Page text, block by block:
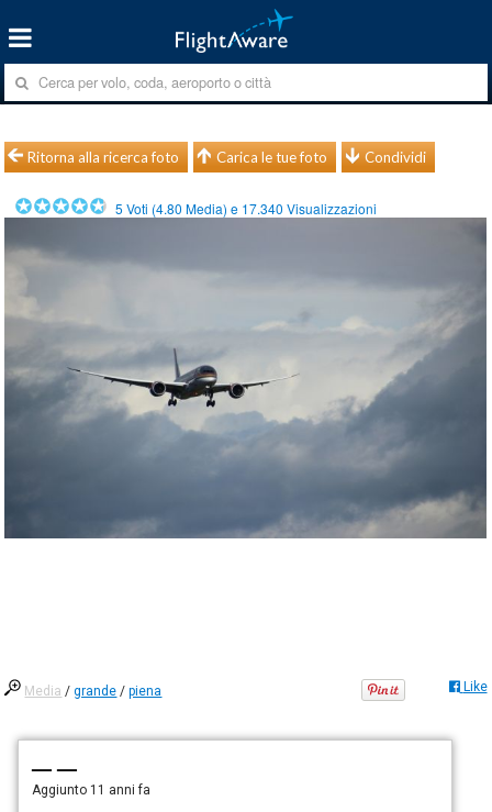
Ritorna alla ricerca foto Carica le tue foto Condividi
5 Voti (4.80 Media) e 17.340 Visualizzazioni
Media /grande /piena Like
— —
Aggiunto 11 anni fa